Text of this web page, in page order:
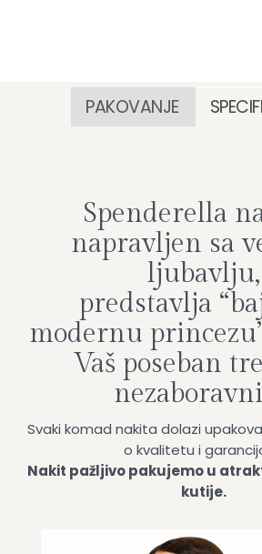
PAKOVANJE
Spenderella
napravljen sa
ljubavlju,
predstavlja
modernu
Vaš poseban
Svaki komad nakita dolazi
o kvalitetu i
Nakit pažljivo pakujemo u
kutije.